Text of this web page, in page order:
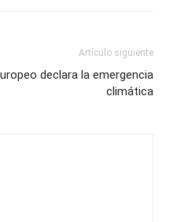
Artículo siguiente
declara la emergencia
climática